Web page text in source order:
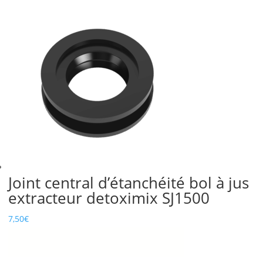
Joint central d’étanchéité bol à jus
extracteur detoximix SJ1500
7,50€